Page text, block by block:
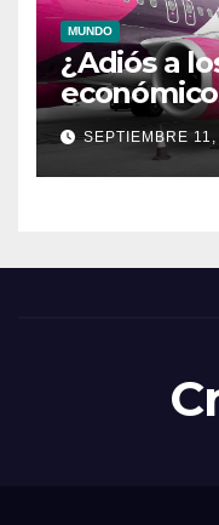
MUNDO
¿Adiós a
una
SEPTIEMBRE